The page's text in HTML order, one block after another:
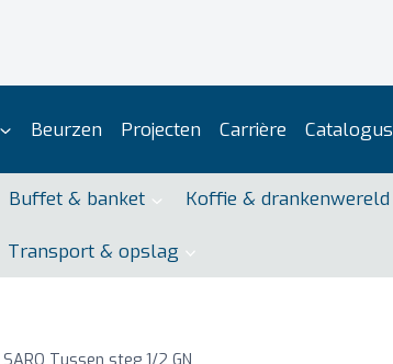
Beurzen Projecten Carrière Catalogus
Buffet & banket Koffie & drankenwereld
Transport & opslag